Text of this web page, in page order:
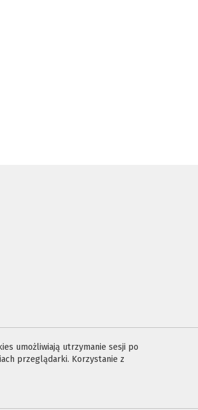
umożliwiają utrzymanie sesji po
przeglądarki. Korzystanie z